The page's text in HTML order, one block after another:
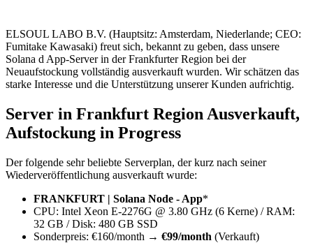
ELSOUL LABO B.V. (Hauptsitz: Amsterdam, Niederlande; CEO:
Fumitake Kawasaki) freut sich, bekannt zu geben, dass unsere
Solana d App-Server in der Frankfurter Region bei der
Neuaufstockung vollständig ausverkauft wurden. Wir schätzen das
starke Interesse und die Unterstützung unserer Kunden aufrichtig.
Server in Frankfurt Region Ausverkauft,
Aufstockung in Progress
Der folgende sehr beliebte Serverplan, der kurz nach seiner
Wiederveröffentlichung ausverkauft wurde:
FRANKFURT | Solana Node - App*
CPU: Intel Xeon E-2276G @ 3.80 GHz (6 Kerne) / RAM:
32 GB / Disk: 480 GB SSD
Sonderpreis: €160/month → €99/month (Verkauft)